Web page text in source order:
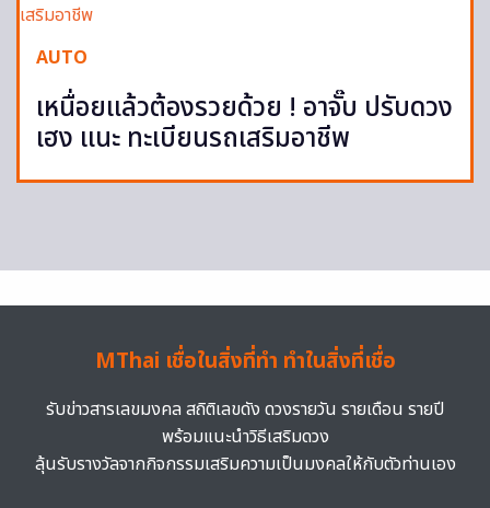
AUTO
เหนื่อยแล้วต้องรวยด้วย ! อาจั๊บ ปรับดวง
เฮง แนะ ทะเบียนรถเสริมอาชีพ
MThai เชื่อในสิ่งที่ทำ ทำในสิ่งที่เชื่อ
รับข่าวสารเลขมงคล สถิติเลขดัง ดวงรายวัน รายเดือน รายปี
พร้อมแนะนำวิธีเสริมดวง
ลุ้นรับรางวัลจากกิจกรรมเสริมความเป็นมงคลให้กับตัวท่านเอง